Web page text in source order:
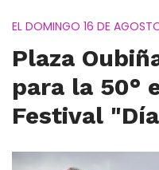
EL DOMINGO 16 DE
Plaza
para la 50°
Festival